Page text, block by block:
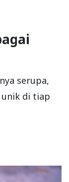
serupa,
unik di tiap